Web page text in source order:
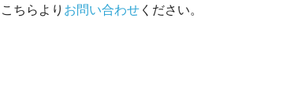
こちらより お問い合わせ ください。